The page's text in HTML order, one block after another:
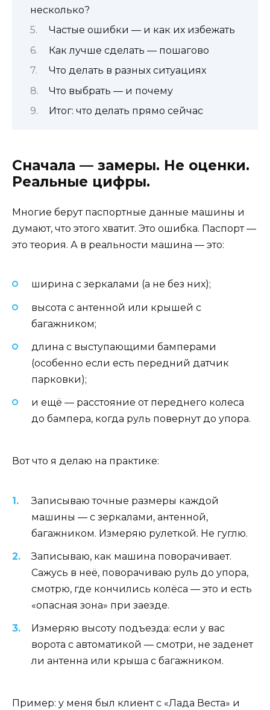
несколько?
Частые ошибки — и как их избежать
Как лучше сделать — пошагово
Что делать в разных ситуациях
Что выбрать — и почему
Итог: что делать прямо сейчас
Сначала — замеры. Не оценки.
Реальные цифры.
Многие берут паспортные данные машины и
думают, что этого хватит. Это ошибка. Паспорт —
это теория. А в реальности машина — это:
ширина с зеркалами (а не без них);
высота с антенной или крышей с
багажником;
длина с выступающими бамперами
(особенно если есть передний датчик
парковки);
и ещё — расстояние от переднего колеса
до бампера, когда руль повернут до упора.
Вот что я делаю на практике:
Записываю точные размеры каждой
машины — с зеркалами, антенной,
багажником. Измеряю рулеткой. Не гуглю.
Записываю, как машина поворачивает.
Сажусь в неё, поворачиваю руль до упора,
смотрю, где кончились колёса — это и есть
«опасная зона» при заезде.
Измеряю высоту подъезда: если у вас
ворота с автоматикой — смотри, не заденет
ли антенна или крыша с багажником.
Пример: у меня был клиент с «Лада Веста» и